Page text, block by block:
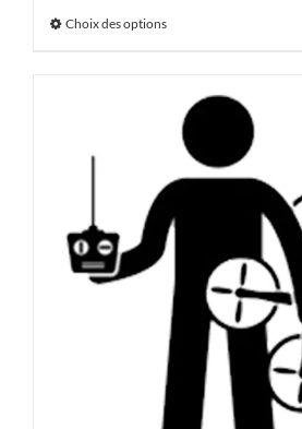
Choix des options